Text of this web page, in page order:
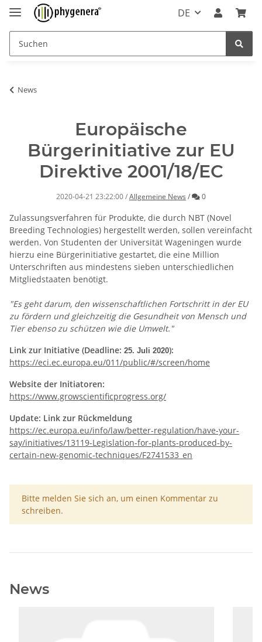
DE
News
Europäische
Bürgerinitiative zur EU
Direktive 2001/18/EC
2020-04-21 23:22:00/Allgemeine News / Kommentare
0
Zulassungsverfahren für Produkte, die durch NBT (Novel
Breeding Technologies) hergestellt werden, sollen vereinfacht
werden. Von Studenten der Universität Wageningen wurde
hierzu eine Bürgerinitiative gestartet, die eine Million
Unterschriften aus mindestens sieben unterschiedlichen
Mitgliedstaaten benötigt.
"Es geht darum, den wissenschaftlichen Fortschritt in der EU
zu fördern und gleichzeitig die Gesundheit von Mensch und
Tier ebenso zu schützen wie die Umwelt."
Link zur Initiative (Deadline: 25. Juli 2020):
https://eci.ec.europa.eu/011/public/#/screen/home
Website der Initiatoren:
https://www.growscientificprogress.org/
Update: Link zur Rückmeldung
https://ec.europa.eu/info/law/better-regulation/have-your-
say/initiatives/13119-Legislation-for-plants-produced-by-
certain-new-genomic-techniques/F2741533_en
x
Bitte melden Sie sich an, um einen Kommentar zu
schreiben.
News